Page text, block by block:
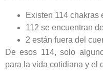
Existen 114 chakras
112 se encuentran
2 están fuera del
De esos 114, solo
para la vida cotidiana y el